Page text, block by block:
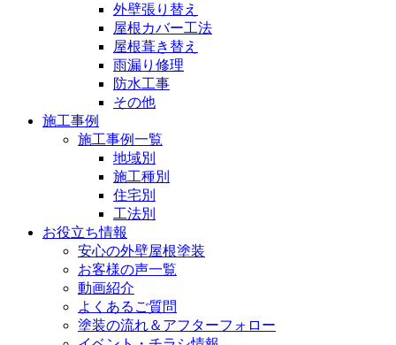
外壁張り替え
屋根カバー工法
屋根葺き替え
雨漏り修理
防水工事
その他
施工事例
施工事例一覧
地域別
施工種別
住宅別
工法別
お役立ち情報
安心の外壁屋根塗装
お客様の声一覧
動画紹介
よくあるご質問
塗装の流れ＆アフターフォロー